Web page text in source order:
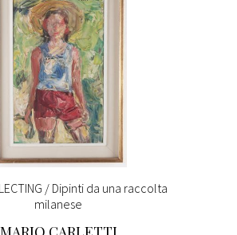
/ Dipinti da una raccolta
milanese